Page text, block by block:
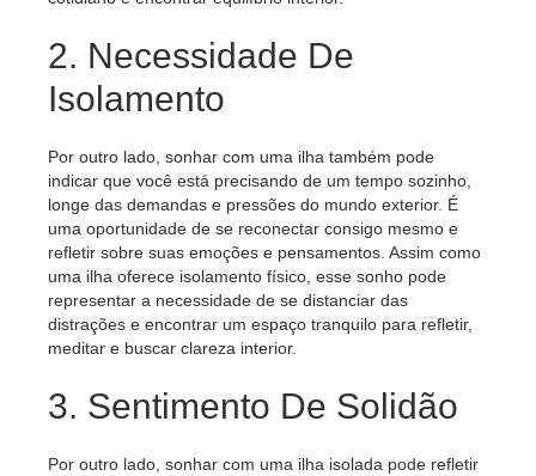
2. Necessidade De
Isolamento
Por outro lado, sonhar com uma ilha também pode
indicar que você está precisando de um tempo sozinho,
longe das demandas e pressões do mundo exterior. É
uma oportunidade de se reconectar consigo mesmo e
refletir sobre suas emoções e pensamentos. Assim como
uma ilha oferece isolamento físico, esse sonho pode
representar a necessidade de se distanciar das
distrações e encontrar um espaço tranquilo para refletir,
meditar e buscar clareza interior.
3. Sentimento De Solidão
Por outro lado, sonhar com uma ilha isolada pode refletir